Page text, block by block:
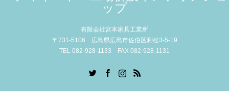
ップ
有限会社宮本家具工業所
〒731-5106 広島県広島市佐伯区利松3-5-19
TEL 082-928-1133 FAX 082-928-1131
RSS